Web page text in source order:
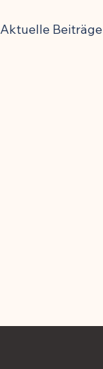
Aktuelle Beiträge